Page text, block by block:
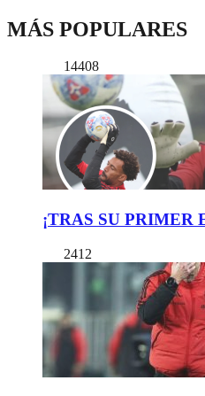
MÁS POPULARES
14408
¡TRAS SU PRIMER
2412